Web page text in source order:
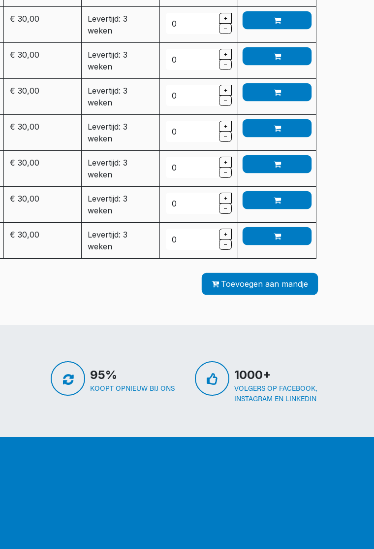
€ 30,00
Levertijd: 3
weken
+
–
€ 30,00
Levertijd: 3
weken
+
–
€ 30,00
Levertijd: 3
weken
+
–
€ 30,00
Levertijd: 3
weken
+
–
€ 30,00
Levertijd: 3
weken
+
–
€ 30,00
Levertijd: 3
weken
+
–
€ 30,00
Levertijd: 3
weken
+
–
Toevoegen aan mandje
95%
KOOPT OPNIEUW BIJ ONS
1000+
VOLGERS OP FACEBOOK,
INSTAGRAM EN LINKEDIN